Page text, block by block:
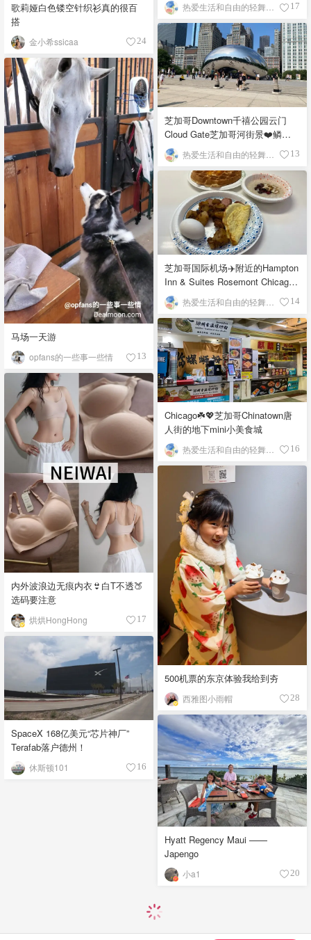
歌莉娅白色镂空针织衫真的很百
搭
金小希ssicaa 24
17
芝加哥Downtown千禧公园云门
Cloud Gate芝加哥河街景❤️鳞次
栉比的高楼
13
马场一天游
opfans的一些事一些情 13
芝加哥国际机场✈️附近的Hampton
Inn & Suites Rosemont Chicago
O'Hare自助早餐
14
Chicago☘️💖芝加哥Chinatown唐
人街的地下mini小美食城
16
内外波浪边无痕内衣👙白T不透🍑
选码要注意
烘烘HongHong 17
500机票的东京体验我给到夯
西雅图小雨帽 28
SpaceX 168亿美元“芯片神厂”
Terafab落户德州！
休斯顿101 16
Hyatt Regency Maui ——
Japengo
小a1 20